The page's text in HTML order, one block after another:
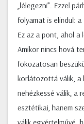
„lélegezni”. Ezzel
folyamat is elindul:
Ez az a pont, ahol
Amikor nincs hová
fokozatosan
korlátozottá válik, a
nehézkessé válik, a
esztétikai, hanem
válik egyértelművé,